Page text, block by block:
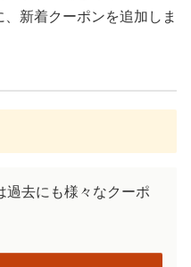
新着クーポンを追加しま
過去にも様々なクーポ